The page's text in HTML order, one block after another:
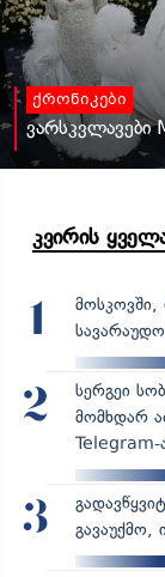
ქრონიკები
კვირის
1
მოსკოვში,
2
სერგეი
მომხდარ
Telegram-
3
გავაუქმო,